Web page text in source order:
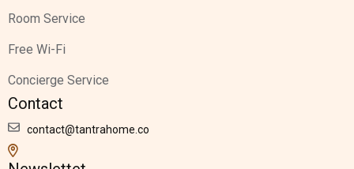
Room Service
Free Wi-Fi
Concierge Service
Contact
contact@tantrahome.co